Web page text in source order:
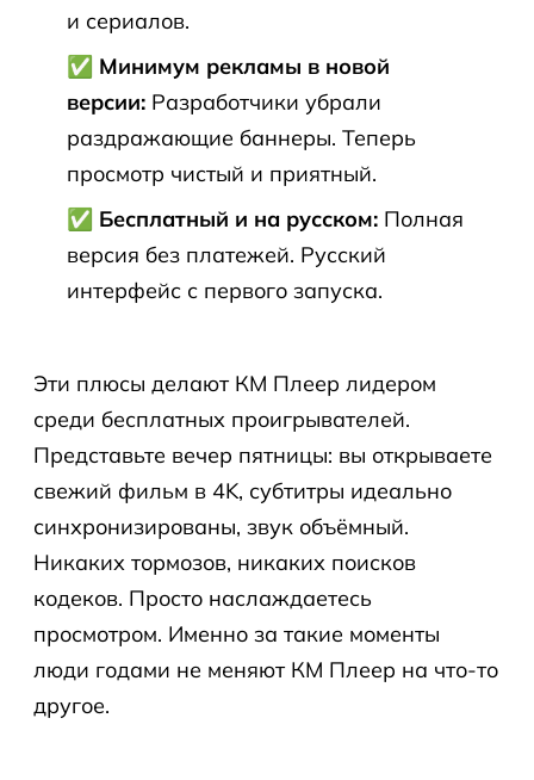
и сериалов.
✅ Минимум рекламы в новой
версии: Разработчики убрали
раздражающие баннеры. Теперь
просмотр чистый и приятный.
✅ Бесплатный и на русском: Полная
версия без платежей. Русский
интерфейс с первого запуска.
Эти плюсы делают КМ Плеер лидером
среди бесплатных проигрывателей.
Представьте вечер пятницы: вы открываете
свежий фильм в 4K, субтитры идеально
синхронизированы, звук объёмный.
Никаких тормозов, никаких поисков
кодеков. Просто наслаждаетесь
просмотром. Именно за такие моменты
люди годами не меняют КМ Плеер на что-то
другое.